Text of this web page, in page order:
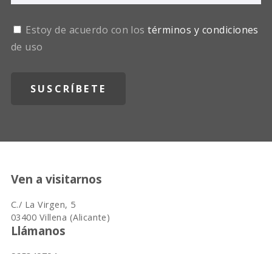
Estoy de acuerdo con lostérminos y condiciones
de uso
Ven a visitarnos
C./ La Virgen, 5
03400 Villena (Alicante)
Llámanos